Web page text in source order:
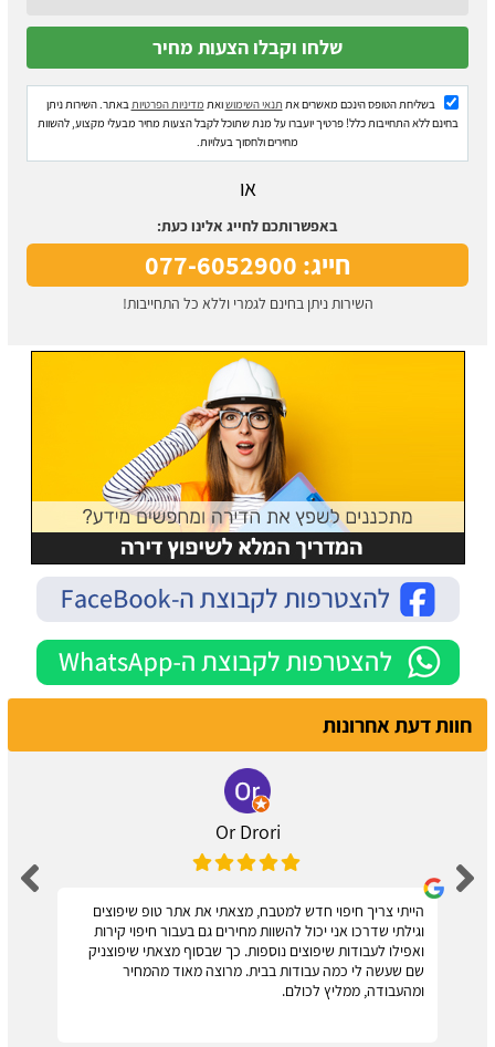
בשליחת הטופס הינכם מאשרים את תנאי השימושואת מדיניות הפרטיות באתר. השירות ניתן
בחינם ללא התחייבות כלל! פרטיך יועברו על מנת שתוכל לקבל הצעות מחיר מבעלי מקצוע, להשוות
מחירים ולחסוך בעלויות.
או
באפשרותכם לחייג אלינו כעת:
חייג: 077-6052900
השירות ניתן בחינם לגמרי וללא כל התחייבות!
חוות דעת אחרונות
Or Drori
הייתי צריך חיפוי חדש למטבח, מצאתי את אתר טופ שיפוצים
וגילתי שדרכו אני יכול להשוות מחירים גם בעבור חיפוי קירות
ואפילו לעבודות שיפוצים נוספות. כך שבסוף מצאתי שיפוצניק
שם שעשה לי כמה עבודות בבית. מרוצה מאוד מהמחיר
ומהעבודה, ממליץ לכולם.